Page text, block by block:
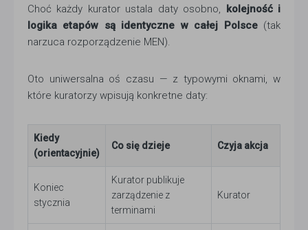
Choć każdy kurator ustala daty osobno, kolejność i
logika etapów są identyczne w całej Polsce(tak
narzuca rozporządzenie MEN).
Oto uniwersalna oś czasu — z typowymi oknami, w
które kuratorzy wpisują konkretne daty:
Kiedy
(orientacyjnie)
Co się dzieje Czyja akcja
Koniec
stycznia
Kurator publikuje
zarządzenie z
terminami
Kurator